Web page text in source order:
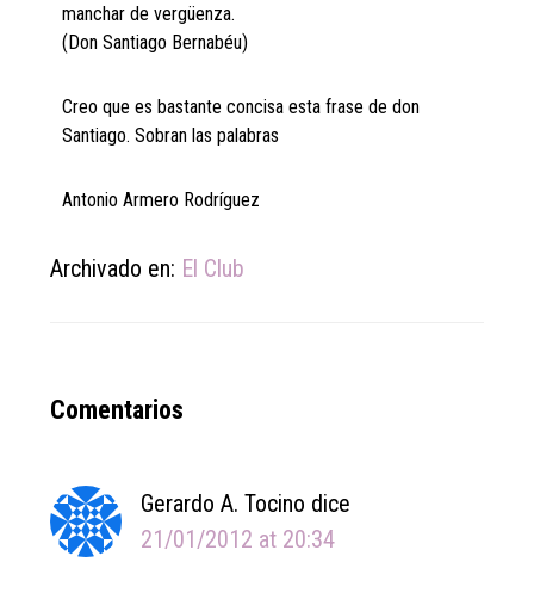
manchar de vergüenza.
(Don Santiago Bernabéu)
Creo que es bastante concisa esta frase de don
Santiago. Sobran las palabras
Antonio Armero Rodríguez
Archivado en: El Club
Reader
Comentarios
Gerardo A. Tocino dice
21/01/2012 at 20:34